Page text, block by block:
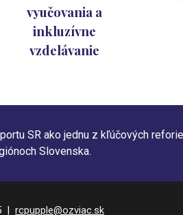
vyučovania a
inkluzívne
vzdelávanie
SR ako jednu z kľúčových
Slovenska.
| rcpupple@ozviac.sk